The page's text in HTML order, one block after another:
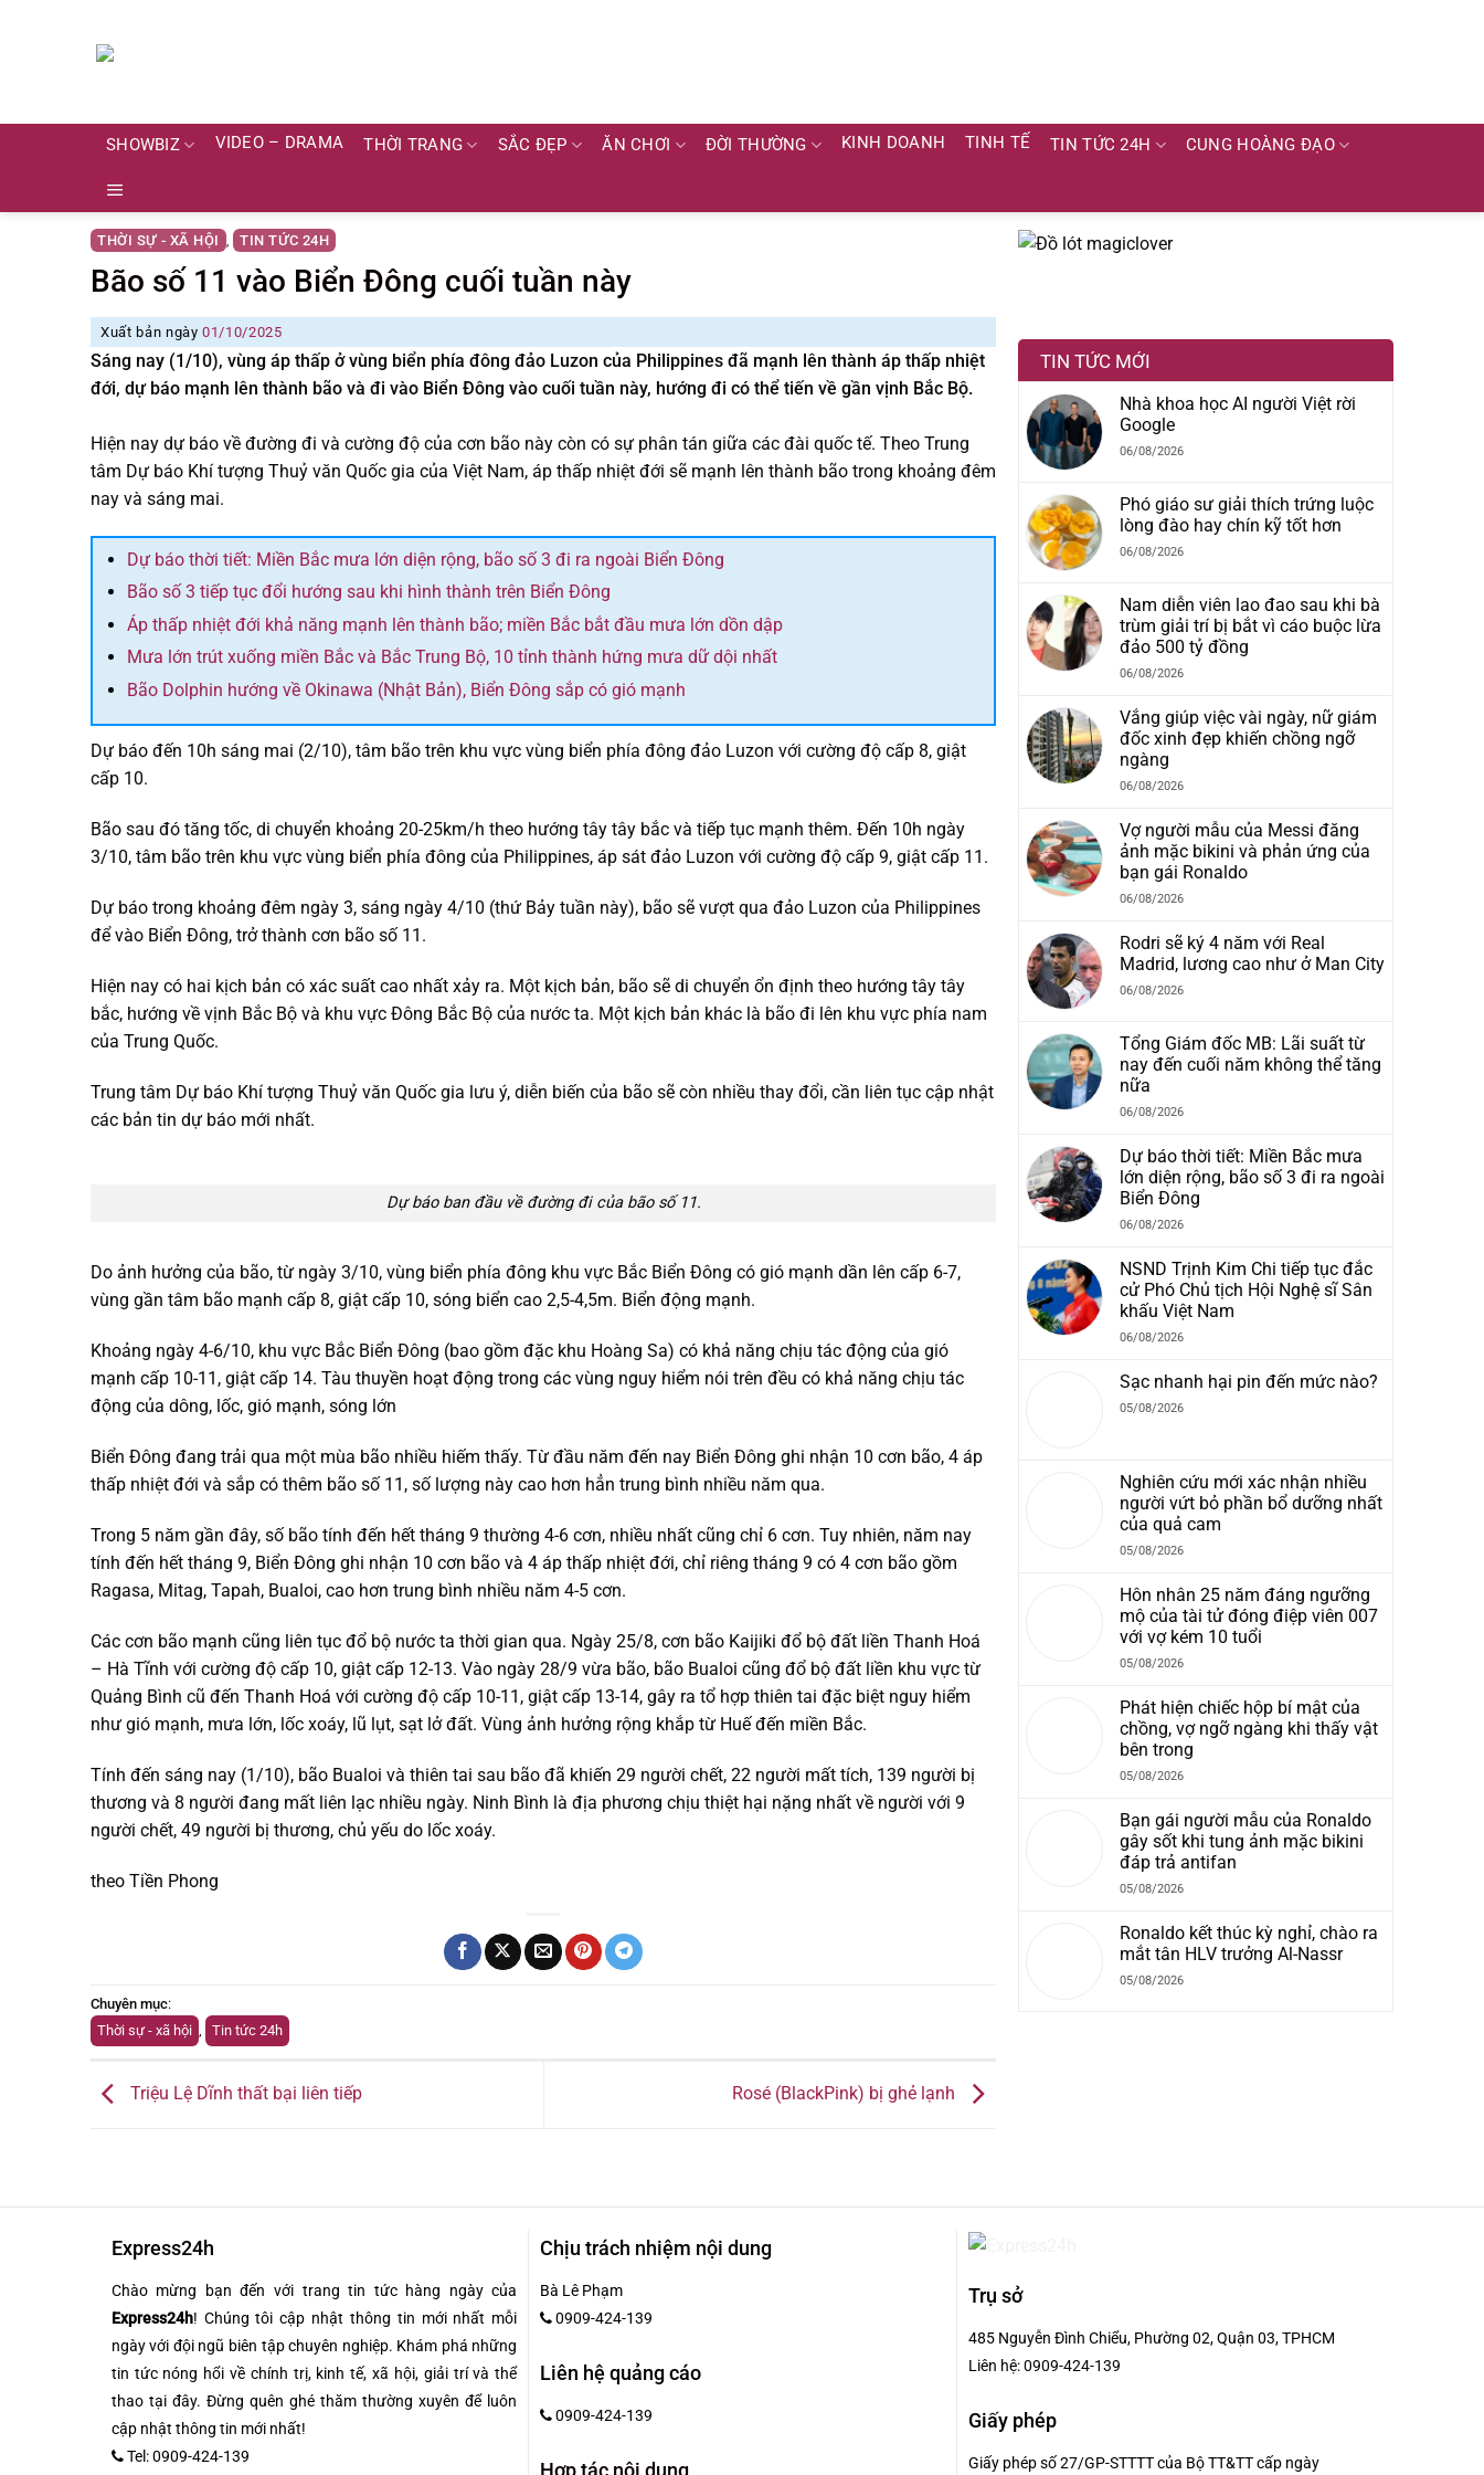
SHOWBIZ VIDEO – DRAMA THỜI TRANG SẮC ĐẸP ĂN CHƠI ĐỜI THƯỜNG KINH DOANH TINH TẾ TIN TỨC 24H CUNG HOÀNG ĐẠO
THỜI SỰ - XÃ HỘI , TIN TỨC 24H
Bão số 11 vào Biển Đông cuối tuần này
Xuất bản ngày01/10/2025
Sáng nay (1/10), vùng áp thấp ở vùng biển phía đông đảo Luzon của Philippines đã mạnh lên thành áp thấp nhiệt
đới, dự báo mạnh lên thành bão và đi vào Biển Đông vào cuối tuần này, hướng đi có thể tiến về gần vịnh Bắc Bộ.
Hiện nay dự báo về đường đi và cường độ của cơn bão này còn có sự phân tán giữa các đài quốc tế. Theo Trung
tâm Dự báo Khí tượng Thuỷ văn Quốc gia của Việt Nam, áp thấp nhiệt đới sẽ mạnh lên thành bão trong khoảng đêm
nay và sáng mai.
Dự báo thời tiết: Miền Bắc mưa lớn diện rộng, bão số 3 đi ra ngoài Biển Đông
Bão số 3 tiếp tục đổi hướng sau khi hình thành trên Biển Đông
Áp thấp nhiệt đới khả năng mạnh lên thành bão; miền Bắc bắt đầu mưa lớn dồn dập
Mưa lớn trút xuống miền Bắc và Bắc Trung Bộ, 10 tỉnh thành hứng mưa dữ dội nhất
Bão Dolphin hướng về Okinawa (Nhật Bản), Biển Đông sắp có gió mạnh
Dự báo đến 10h sáng mai (2/10), tâm bão trên khu vực vùng biển phía đông đảo Luzon với cường độ cấp 8, giật
cấp 10.
Bão sau đó tăng tốc, di chuyển khoảng 20-25km/h theo hướng tây tây bắc và tiếp tục mạnh thêm. Đến 10h ngày
3/10, tâm bão trên khu vực vùng biển phía đông của Philippines, áp sát đảo Luzon với cường độ cấp 9, giật cấp 11.
Dự báo trong khoảng đêm ngày 3, sáng ngày 4/10 (thứ Bảy tuần này), bão sẽ vượt qua đảo Luzon của Philippines
để vào Biển Đông, trở thành cơn bão số 11.
Hiện nay có hai kịch bản có xác suất cao nhất xảy ra. Một kịch bản, bão sẽ di chuyển ổn định theo hướng tây tây
bắc, hướng về vịnh Bắc Bộ và khu vực Đông Bắc Bộ của nước ta. Một kịch bản khác là bão đi lên khu vực phía nam
của Trung Quốc.
Trung tâm Dự báo Khí tượng Thuỷ văn Quốc gia lưu ý, diễn biến của bão sẽ còn nhiều thay đổi, cần liên tục cập nhật
các bản tin dự báo mới nhất.
Dự báo ban đầu về đường đi của bão số 11.
Do ảnh hưởng của bão, từ ngày 3/10, vùng biển phía đông khu vực Bắc Biển Đông có gió mạnh dần lên cấp 6-7,
vùng gần tâm bão mạnh cấp 8, giật cấp 10, sóng biển cao 2,5-4,5m. Biển động mạnh.
Khoảng ngày 4-6/10, khu vực Bắc Biển Đông (bao gồm đặc khu Hoàng Sa) có khả năng chịu tác động của gió
mạnh cấp 10-11, giật cấp 14. Tàu thuyền hoạt động trong các vùng nguy hiểm nói trên đều có khả năng chịu tác
động của dông, lốc, gió mạnh, sóng lớn
Biển Đông đang trải qua một mùa bão nhiều hiếm thấy. Từ đầu năm đến nay Biển Đông ghi nhận 10 cơn bão, 4 áp
thấp nhiệt đới và sắp có thêm bão số 11, số lượng này cao hơn hẳn trung bình nhiều năm qua.
Trong 5 năm gần đây, số bão tính đến hết tháng 9 thường 4-6 cơn, nhiều nhất cũng chỉ 6 cơn. Tuy nhiên, năm nay
tính đến hết tháng 9, Biển Đông ghi nhận 10 cơn bão và 4 áp thấp nhiệt đới, chỉ riêng tháng 9 có 4 cơn bão gồm
Ragasa, Mitag, Tapah, Bualoi, cao hơn trung bình nhiều năm 4-5 cơn.
Các cơn bão mạnh cũng liên tục đổ bộ nước ta thời gian qua. Ngày 25/8, cơn bão Kaijiki đổ bộ đất liền Thanh Hoá
– Hà Tĩnh với cường độ cấp 10, giật cấp 12-13. Vào ngày 28/9 vừa bão, bão Bualoi cũng đổ bộ đất liền khu vực từ
Quảng Bình cũ đến Thanh Hoá với cường độ cấp 10-11, giật cấp 13-14, gây ra tổ hợp thiên tai đặc biệt nguy hiểm
như gió mạnh, mưa lớn, lốc xoáy, lũ lụt, sạt lở đất. Vùng ảnh hưởng rộng khắp từ Huế đến miền Bắc.
Tính đến sáng nay (1/10), bão Bualoi và thiên tai sau bão đã khiến 29 người chết, 22 người mất tích, 139 người bị
thương và 8 người đang mất liên lạc nhiều ngày. Ninh Bình là địa phương chịu thiệt hại nặng nhất về người với 9
người chết, 49 người bị thương, chủ yếu do lốc xoáy.
theo Tiền Phong
Chuyên mục:
Thời sự - xã hội
Tin tức 24h
Triệu Lệ Dĩnh thất bại liên tiếp Rosé (BlackPink) bị ghẻ lạnh
TIN TỨC MỚI
Nhà khoa học AI người Việt rời
Google
06/08/2026
Phó giáo sư giải thích trứng luộc
lòng đào hay chín kỹ tốt hơn
06/08/2026
Nam diễn viên lao đao sau khi bà
trùm giải trí bị bắt vì cáo buộc lừa
đảo 500 tỷ đồng
06/08/2026
Vắng giúp việc vài ngày, nữ giám
đốc xinh đẹp khiến chồng ngỡ
ngàng
06/08/2026
Vợ người mẫu của Messi đăng
ảnh mặc bikini và phản ứng của
bạn gái Ronaldo
06/08/2026
Rodri sẽ ký 4 năm với Real
Madrid, lương cao như ở Man City
06/08/2026
Tổng Giám đốc MB: Lãi suất từ
nay đến cuối năm không thể tăng
nữa
06/08/2026
Dự báo thời tiết: Miền Bắc mưa
lớn diện rộng, bão số 3 đi ra ngoài
Biển Đông
06/08/2026
NSND Trịnh Kim Chi tiếp tục đắc
cử Phó Chủ tịch Hội Nghệ sĩ Sân
khấu Việt Nam
06/08/2026
Sạc nhanh hại pin đến mức nào?
05/08/2026
Nghiên cứu mới xác nhận nhiều
người vứt bỏ phần bổ dưỡng nhất
của quả cam
05/08/2026
Hôn nhân 25 năm đáng ngưỡng
mộ của tài tử đóng điệp viên 007
với vợ kém 10 tuổi
05/08/2026
Phát hiện chiếc hộp bí mật của
chồng, vợ ngỡ ngàng khi thấy vật
bên trong
05/08/2026
Bạn gái người mẫu của Ronaldo
gây sốt khi tung ảnh mặc bikini
đáp trả antifan
05/08/2026
Ronaldo kết thúc kỳ nghỉ, chào ra
mắt tân HLV trưởng Al-Nassr
05/08/2026
Express24h
Chào mừng bạn đến với trang tin tức hàng ngày của
Express24h! Chúng tôi cập nhật thông tin mới nhất mỗi
ngày với đội ngũ biên tập chuyên nghiệp. Khám phá những
tin tức nóng hổi về chính trị, kinh tế, xã hội, giải trí và thể
thao tại đây. Đừng quên ghé thăm thường xuyên để luôn
cập nhật thông tin mới nhất!
Tel: 0909-424-139
Chịu trách nhiệm nội dung
Bà Lê Phạm
0909-424-139
Liên hệ quảng cáo
0909-424-139
Trụ sở
485 Nguyễn Đình Chiểu, Phường 02, Quận 03, TPHCM
Liên hệ:0909-424-139
Giấy phép
Giấy phép số 27/GP-STTTT của Bộ TT&TT cấp ngày